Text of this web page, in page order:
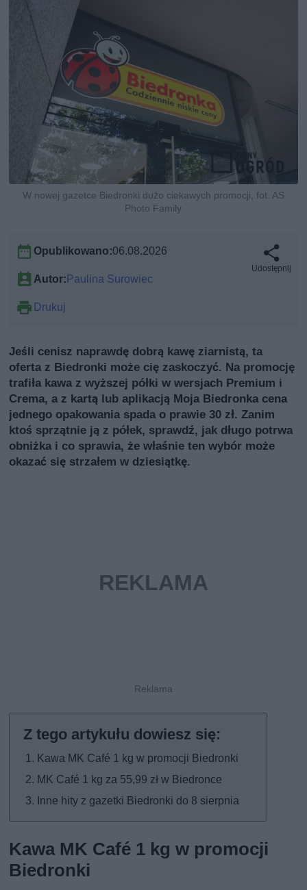
W nowej gazetce Biedronki dużo ciekawych promocji, fot. AS
Photo Family
Opublikowano:06.08.2026
Autor:Paulina Surowiec
Drukuj
Udostępnij
Jeśli cenisz naprawdę dobrą kawę ziarnistą, ta
oferta z Biedronki może cię zaskoczyć. Na promocję
trafiła kawa z wyższej półki w wersjach Premium i
Crema, a z kartą lub aplikacją Moja Biedronka cena
jednego opakowania spada o prawie 30 zł. Zanim
ktoś sprzątnie ją z półek, sprawdź, jak długo potrwa
obniżka i co sprawia, że właśnie ten wybór może
okazać się strzałem w dziesiątkę.
Kawa MK Café 1 kg w promocji Biedronki
MK Café 1 kg za 55,99 zł w Biedronce
Inne hity z gazetki Biedronki do 8 sierpnia
Kawa MK Café 1 kg w promocji
Biedronki